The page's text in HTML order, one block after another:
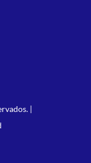
|